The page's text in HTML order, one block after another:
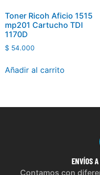
Toner Ricoh Aficio 1515
mp201 Cartucho TDI
1170D
$ 54.000
Añadir al carrito
ENVÍOS A
Contamos con